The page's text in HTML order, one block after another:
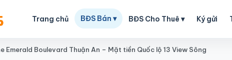
Trang chủ BĐS Bán ▾ BĐS Cho Thuê ▾ Ký gửi
Emerald Boulevard Thuận An – Mặt tiền Quốc lộ 13 View Sông